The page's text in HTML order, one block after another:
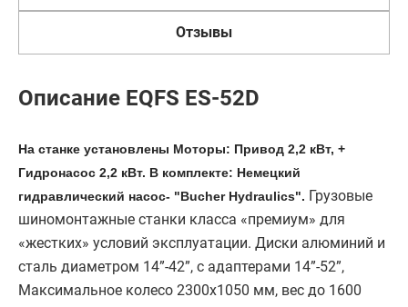
Отзывы
Описание EQFS ES-52D
На станке установлены Моторы: Привод 2,2 кВт, +
Гидронасос 2,2 кВт. В комплекте: Немецкий
гидравлический насос- "Bucher Hydraulics". Грузовые
шиномонтажные станки класса «премиум» для
«жестких» условий эксплуатации. Диски алюминий и
сталь диаметром 14”-42”, с адаптерами 14”-52”,
Максимальное колесо 2300х1050 мм, вес до 1600